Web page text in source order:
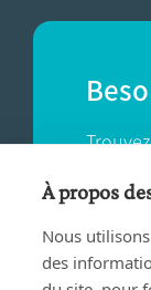
près
À propos
Nous
des